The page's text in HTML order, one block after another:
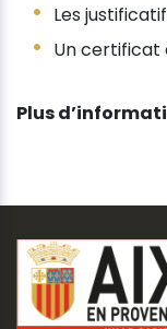
Les
Un certificat
Plus